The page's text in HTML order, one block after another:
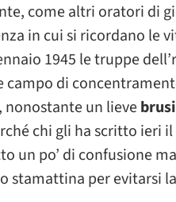
come altri oratori di
in cui si ricordano le
1945 le truppe
campo di
nonostante un lieve
chi gli ha scritto ieri
un po’ di confusione
stamattina per evitarsi